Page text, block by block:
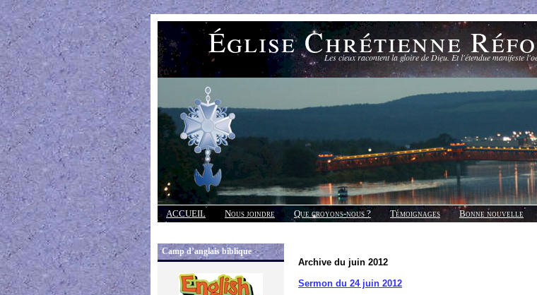
Église Chrétienne
Les cieux racontent la gloire de Dieu. Et l'étendue manifeste
ACCUEIL Nous joindre Que croyons-nous ? Témoignages Bonne nouvelle
Réponses
Camp d’anglais biblique
Archive du juin 2012
Sermon du 24 juin 2012